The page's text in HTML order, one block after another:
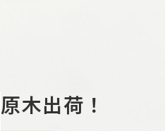
原木出荷！